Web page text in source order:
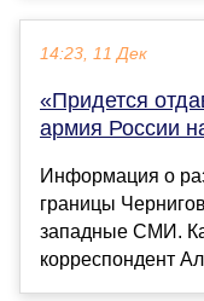
14:23, 11 Дек
«Придется
армия России
Информация о
границы
западные СМИ.
корреспондент